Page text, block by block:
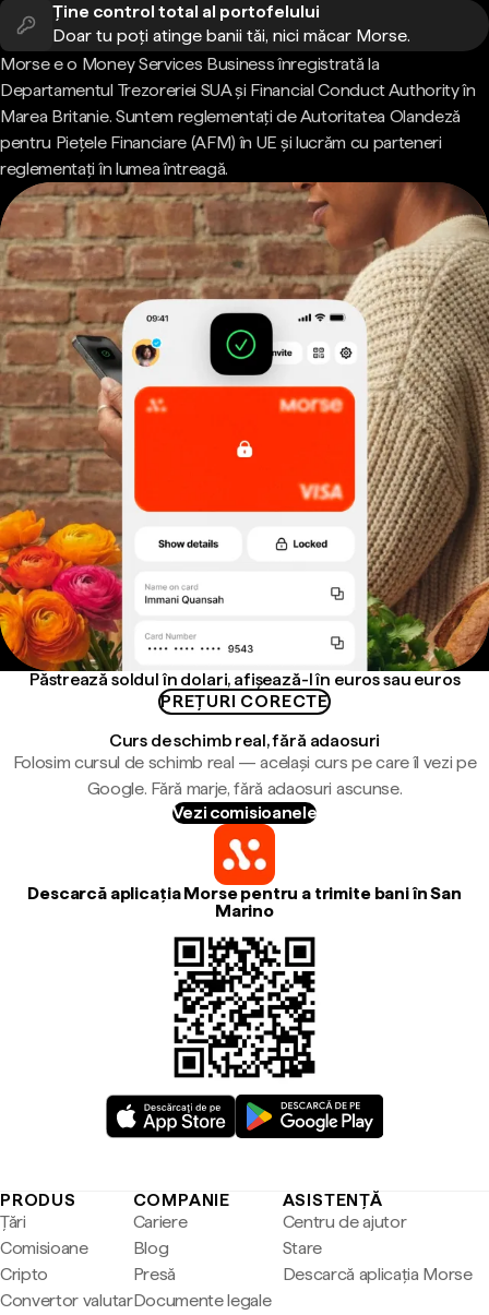
Ține control total al portofelului
Doar tu poți atinge banii tăi, nici măcar Morse.
Morse e o Money Services Business înregistrată la
Departamentul Trezoreriei SUA și Financial Conduct Authority în
Marea Britanie. Suntem reglementați de Autoritatea Olandeză
pentru Piețele Financiare (AFM) în UE și lucrăm cu parteneri
reglementați în lumea întreagă.
Păstrează soldul în dolari, afișează-l în euros sau euros
PREȚURI CORECTE
Curs de schimb real, fără adaosuri
Folosim cursul de schimb real — același curs pe care îl vezi pe
Google. Fără marje, fără adaosuri ascunse.
Vezi comisioanele
Descarcă aplicația Morse pentru a trimite bani în San
Marino
PRODUS
Țări
Comisioane
Cripto
Convertor valutar
COMPANIE
Cariere
Blog
Presă
Documente legale
ASISTENȚĂ
Centru de ajutor
Stare
Descarcă aplicația Morse